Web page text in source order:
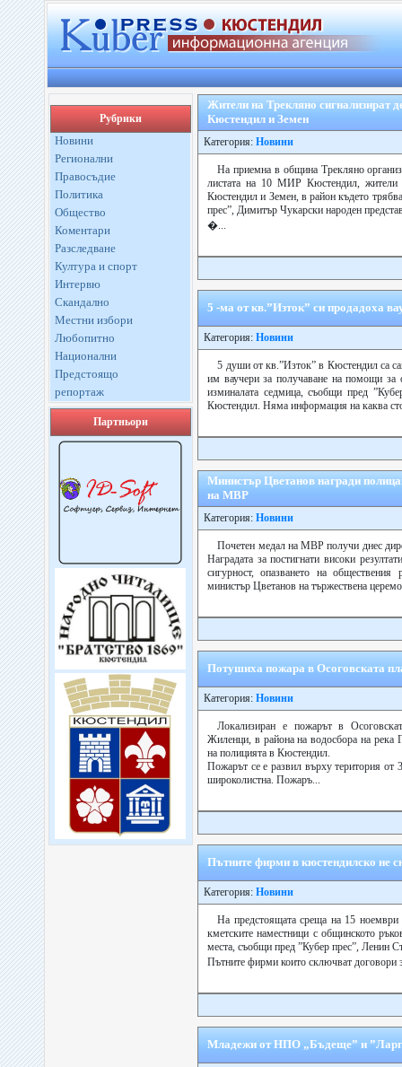
Рубрики
Новини
Регионални
Правосъдие
Политика
Общество
Коментари
Разследване
Култура и спорт
Интервю
Скандално
Местни избори
Любопитно
Национални
Предстоящо
репортаж
Партньори
Жители на Трекляно сигнализират
Кюстендил и Земен
Категория: Новини
На приемна в община Трекляно
листата на 10 МИР Кюстендил, жители
Кюстендил и Земен, в район където
прес”, Димитър Чукарски народен
�...
5 -ма от кв.”Изток” си продадоха
Категория: Новини
5 души от кв.”Изток” в Кюстендил са
им ваучери за получаване на помощи за
изминалата седмица, съобщи пред
Кюстендил. Няма информация на каква
Министър Цветанов награди
на МВР
Категория: Новини
Почетен медал на МВР получи днес
Наградата за постигнати високи
сигурност, опазването на
министър Цветанов на тържествена
Потушиха пожара в Осоговската
Категория: Новини
Локализиран е пожарът в
Жиленци, в района на водосбора на река
на полицията в Кюстендил.
Пожарът се е развил върху територия от
широколистна. Пожаръ...
Пътните фирми в кюстендилско не
Категория: Новини
На предстоящата среща на 15 ноември
кметските наместници с общинското
места, съобщи пред ”Кубер прес”, Ленин
Пътните фирми които сключват договори
Младежи от НПО „Бъдеще” и